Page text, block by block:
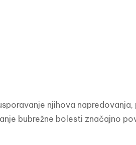
njihova
bubrežne bolesti značajno